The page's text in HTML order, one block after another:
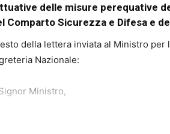
delle misure perequative
Comparto Sicurezza e Difesa e
della lettera inviata al Ministro per
Nazionale:
Ministro,